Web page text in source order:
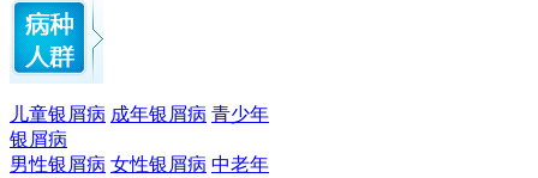
儿童银屑病 成年银屑病 青少年
银屑病
男性银屑病 女性银屑病 中老年